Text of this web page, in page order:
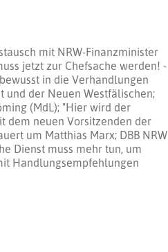
mit NRW-Finanzminister
jetzt zur Chefsache werden! -
in die Verhandlungen
und der Neuen Westfälischen;
(MdL); "Hier wird der
dem neuen Vorsitzenden der
um Matthias Marx; DBB NRW
Dienst muss mehr tun, um
Handlungsempfehlungen